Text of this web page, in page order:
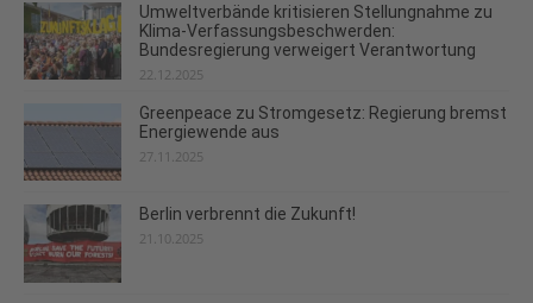
Umweltverbände kritisieren Stellungnahme zu
Klima-Verfassungsbeschwerden:
Bundesregierung verweigert Verantwortung
22.12.2025
Greenpeace zu Stromgesetz: Regierung bremst
Energiewende aus
27.11.2025
Berlin verbrennt die Zukunft!
21.10.2025